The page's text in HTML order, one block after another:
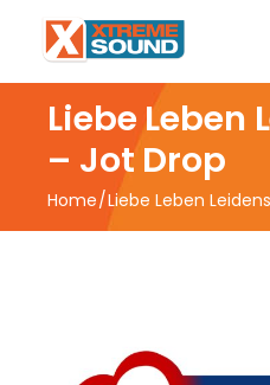
Liebe Leben
– Jot Drop
Home Liebe Leben